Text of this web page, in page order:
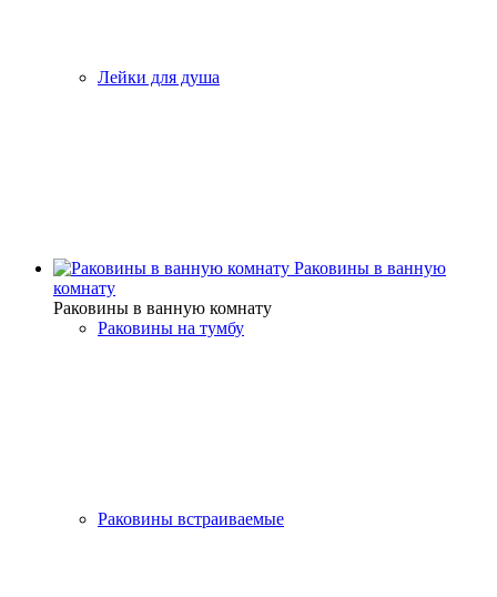
Лейки для душа
Раковины в ванную
комнату
Раковины в ванную комнату
Раковины на тумбу
Раковины встраиваемые